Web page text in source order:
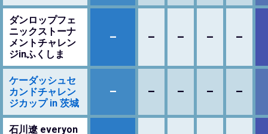
ダンロップフェ
ニックストーナ
メントチャレン
ジinふくしま
– – – – –
ケーダッシュセ
カンドチャレン
ジカップ in 茨城
– – – – –
石川遼 everyon